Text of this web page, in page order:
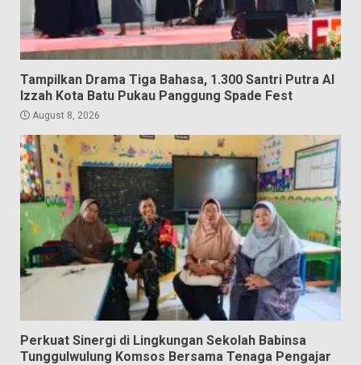
Tampilkan Drama Tiga Bahasa, 1.300 Santri Putra Al
Izzah Kota Batu Pukau Panggung Spade Fest
August 8, 2026
Perkuat Sinergi di Lingkungan Sekolah Babinsa
Tunggulwulung Komsos Bersama Tenaga Pengajar